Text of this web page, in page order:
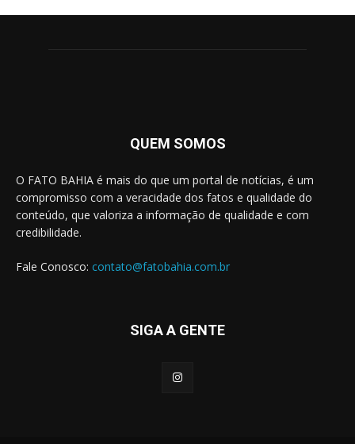
QUEM SOMOS
O FATO BAHIA é mais do que um portal de notícias, é um
compromisso com a veracidade dos fatos e qualidade do
conteúdo, que valoriza a informação de qualidade e com
credibilidade.
Fale Conosco: contato@fatobahia.com.br
SIGA A GENTE